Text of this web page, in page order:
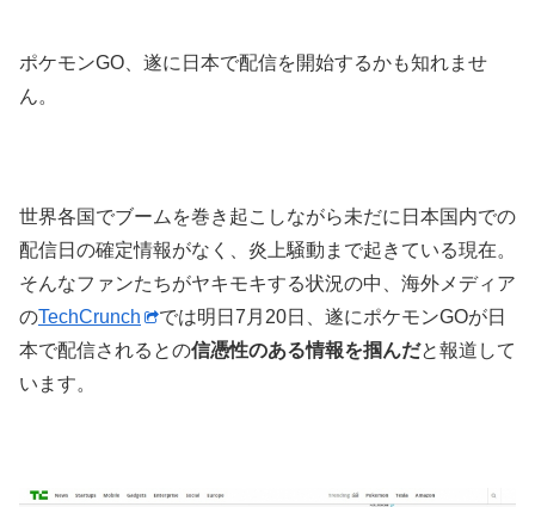
ポケモンGO、遂に日本で配信を開始するかも知れませ
ん。
世界各国でブームを巻き起こしながら未だに日本国内での
配信日の確定情報がなく、炎上騒動まで起きている現在。
そんなファンたちがヤキモキする状況の中、海外メディア
のTechCrunch
では明日7月20日、遂にポケモンGOが日
本で配信されるとの信憑性のある情報を掴んだと報道して
います。